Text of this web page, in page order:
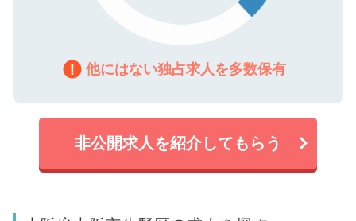
他にはない独占求人を多数保有
非公開求人を紹介してもらう